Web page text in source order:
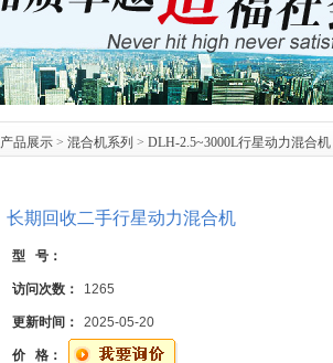
产品展示 > 混合机系列 > DLH-2.5~3000L行星动力混合机
长期回收二手行星动力混合机
型 号：
访问次数： 1265
更新时间： 2025-05-20
价 格：